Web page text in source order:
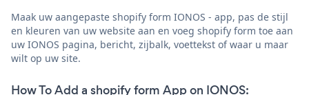
Maak uw aangepaste shopify form IONOS - app, pas de stijl
en kleuren van uw website aan en voeg shopify form toe aan
uw IONOS pagina, bericht, zijbalk, voettekst of waar u maar
wilt op uw site.
How To Add a shopify form App on IONOS: